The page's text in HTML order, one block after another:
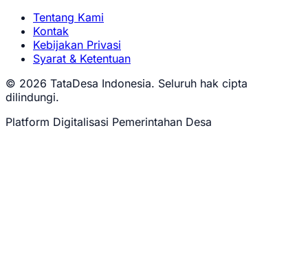
Tentang Kami
Kontak
Kebijakan Privasi
Syarat & Ketentuan
© 2026 TataDesa Indonesia. Seluruh hak cipta
dilindungi.
Platform Digitalisasi Pemerintahan Desa